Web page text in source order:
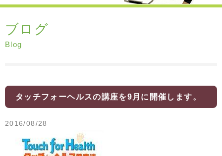
ブログ
Blog
タッチフォーヘルスの講座を9月に開催します。
2016/08/28